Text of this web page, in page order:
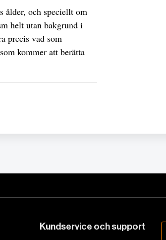
ålder, och speciellt om
helt utan bakgrund i
precis vad som
kommer att berätta
Kundservice och support